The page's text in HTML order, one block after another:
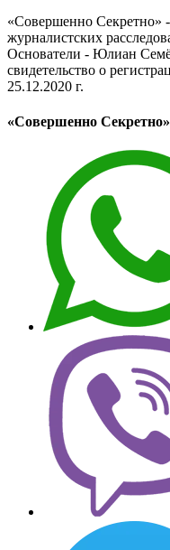
«Совершенно Секретно»
журналистских
Основатели - Юлиан
свидетельство о
25.12.2020 г.
«Совершенно